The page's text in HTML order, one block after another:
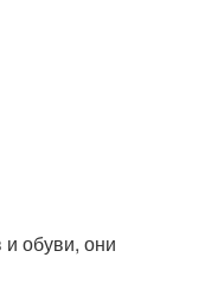
и обуви, они